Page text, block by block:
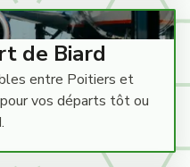
de Biard
entre Poitiers et
vos départs tôt ou